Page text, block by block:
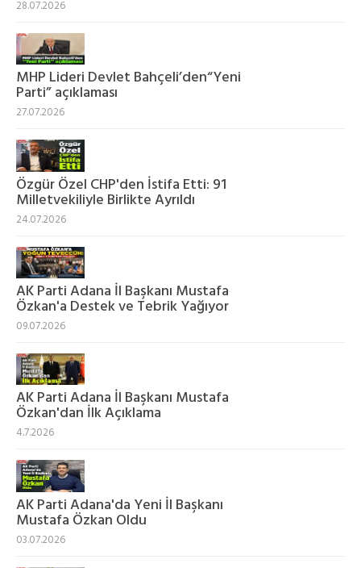
28.07.2026
MHP Lideri Devlet Bahçeli’den“Yeni
Parti” açıklaması
27.07.2026
Özgür Özel CHP'den İstifa Etti: 91
Milletvekiliyle Birlikte Ayrıldı
24.07.2026
AK Parti Adana İl Başkanı Mustafa
Özkan'a Destek ve Tebrik Yağıyor
09.07.2026
AK Parti Adana İl Başkanı Mustafa
Özkan'dan İlk Açıklama
4.7.2026
AK Parti Adana'da Yeni İl Başkanı
Mustafa Özkan Oldu
03.07.2026